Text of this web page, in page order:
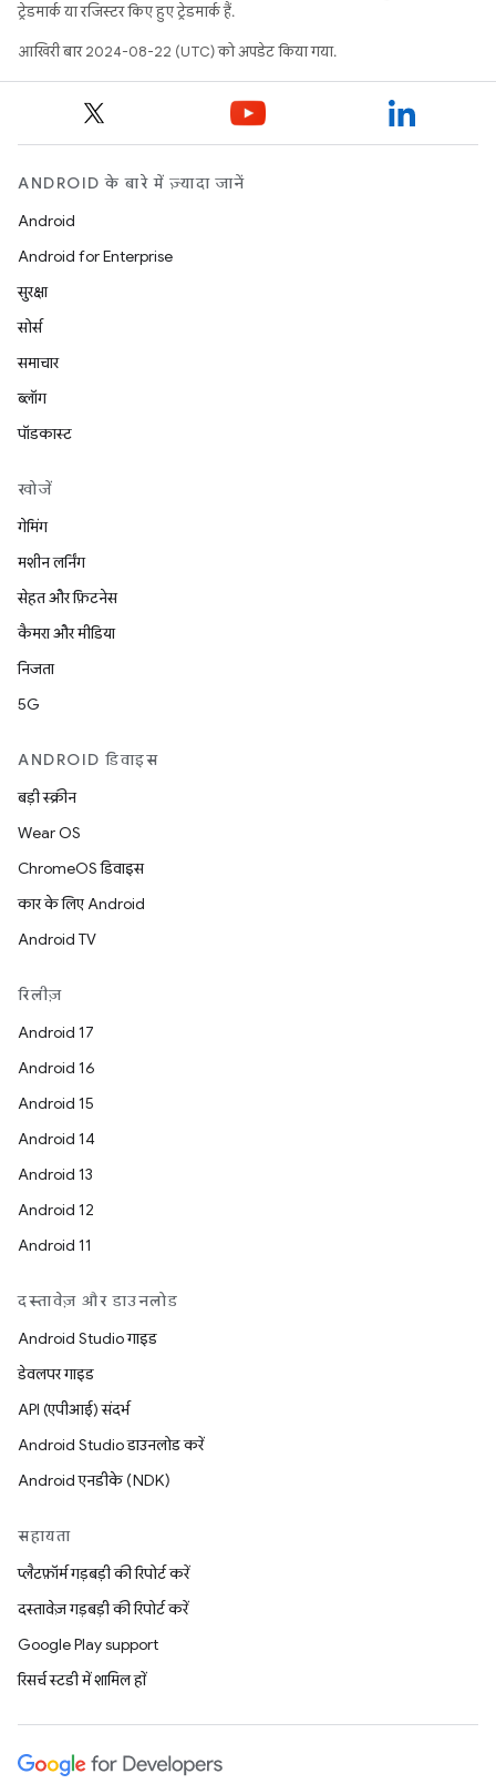
ट्रेडमार्क या रजिस्टर किए हुए ट्रेडमार्क हैं.
आखिरी बार 2024-08-22 (UTC) को अपडेट किया गया.
ANDROID के बारे में ज़्यादा जानें
Android
Android for Enterprise
सुरक्षा
सोर्स
समाचार
ब्लॉग
पॉडकास्ट
खोजें
गेमिंग
मशीन लर्निंग
सेहत और फ़िटनेस
कैमरा और मीडिया
निजता
5G
ANDROID डिवाइस
बड़ी स्क्रीन
Wear OS
ChromeOS डिवाइस
कार के लिए Android
Android TV
रिलीज़
Android 17
Android 16
Android 15
Android 14
Android 13
Android 12
Android 11
दस्तावेज़ और डाउनलोड
Android Studio गाइड
डेवलपर गाइड
API (एपीआई) संदर्भ
Android Studio डाउनलोड करें
Android एनडीके (NDK)
सहायता
प्लैटफ़ॉर्म गड़बड़ी की रिपोर्ट करें
दस्तावेज़ गड़बड़ी की रिपोर्ट करें
Google Play support
रिसर्च स्टडी में शामिल हों